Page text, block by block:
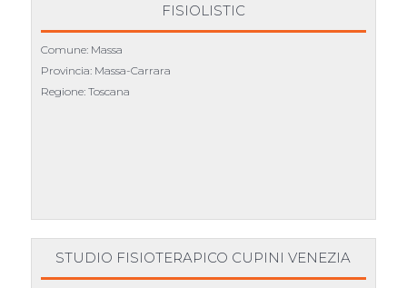
FISIOLISTIC
Comune: Massa
Provincia: Massa-Carrara
Regione: Toscana
STUDIO FISIOTERAPICO CUPINI VENEZIA